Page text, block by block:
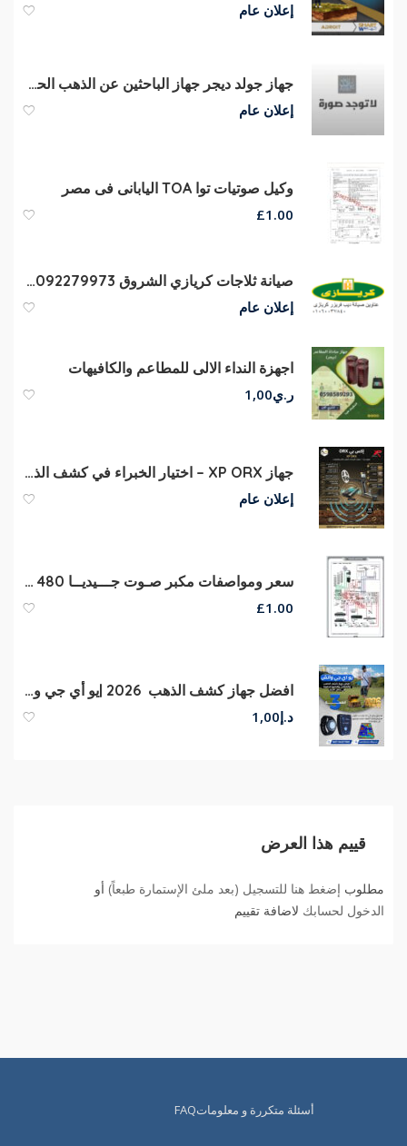
إعلان عام
جهاز جولد ديجر جهاز الباحثين عن الذهب الحقيقي
إعلان عام
وكيل صوتيات توا TOA اليابانى فى مصر
£1.00
صيانة ثلاجات كريازي الشروق 01092279973
إعلان عام
اجهزة النداء الالى للمطاعم والكافيهات
ر.ي1,00
جهاز XP ORX – اختيار الخبراء في كشف الذهب
إعلان عام
سعر ومواصفات مكبر صـوت جـــيديــا 480 وات ZA-6480
£1.00
افضل جهاز كشف الذهب 2026 |يو أي جي واتش
د.إ1,00
قييم هذا العرض
مطلوب إضغط هنا للتسجيل (بعد ملئ الإستمارة طبعاً) أو
الدخول لحسابك لاضافة تقييم
أسئلة متكررة و معلوماتFAQ